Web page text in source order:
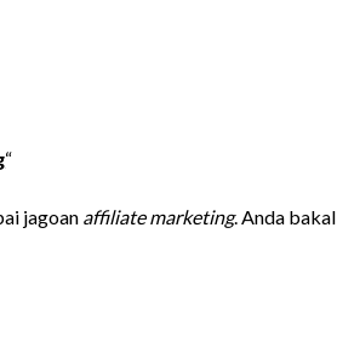
“
jagoan affiliate marketing. Anda bakal